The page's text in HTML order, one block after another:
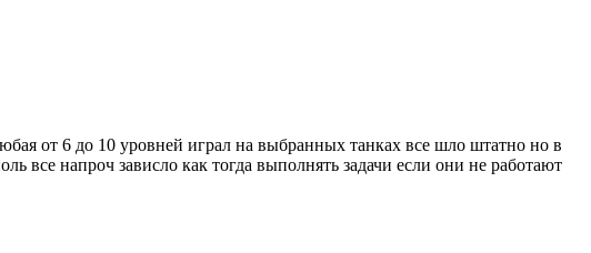
от 6 до 10 уровней играл на выбранных танках все шло штатно но в
все напроч зависло как тогда выполнять задачи если они не работают